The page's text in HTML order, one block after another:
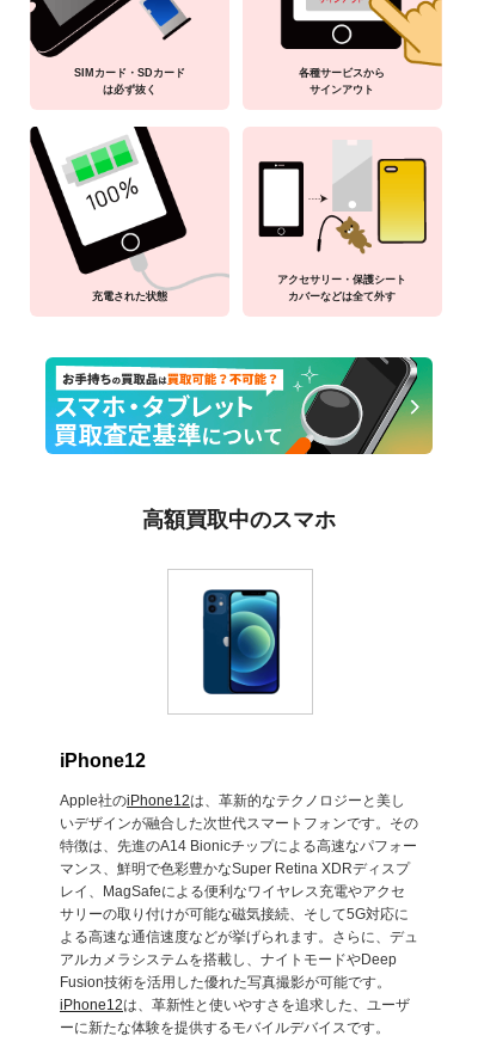
SIMカード・SDカード
は必ず抜く
各種サービスから
サインアウト
充電された状態
アクセサリー・保護シート
カバーなどは全て外す
高額買取中のスマホ
iPhone12
Apple社のiPhone12は、革新的なテクノロジーと美し
いデザインが融合した次世代スマートフォンです。その
特徴は、先進のA14 Bionicチップによる高速なパフォー
マンス、鮮明で色彩豊かなSuper Retina XDRディスプ
レイ、MagSafeによる便利なワイヤレス充電やアクセ
サリーの取り付けが可能な磁気接続、そして5G対応に
よる高速な通信速度などが挙げられます。さらに、デュ
アルカメラシステムを搭載し、ナイトモードやDeep
Fusion技術を活用した優れた写真撮影が可能です。
iPhone12は、革新性と使いやすさを追求した、ユーザ
ーに新たな体験を提供するモバイルデバイスです。